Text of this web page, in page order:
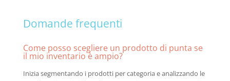
Domande frequenti
Come posso scegliere un prodotto di punta se
il mio inventario è ampio?
Inizia segmentando i prodotti per categoria e analizzando le